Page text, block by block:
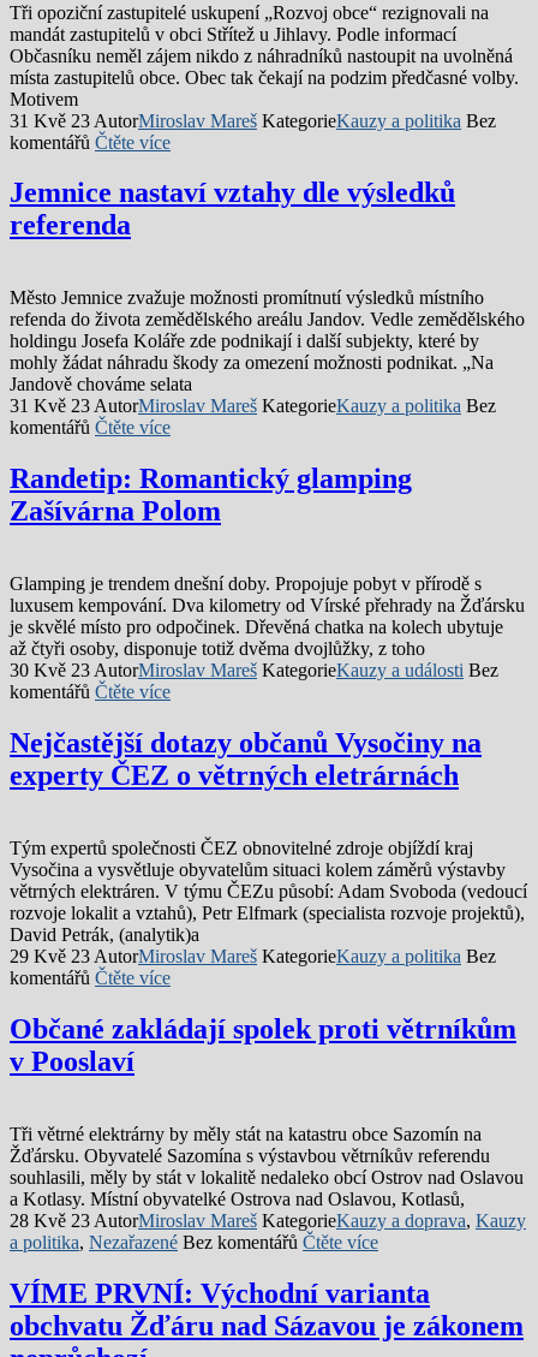
Tři opoziční zastupitelé uskupení „Rozvoj obce“ rezignovali na
mandát zastupitelů v obci Střítež u Jihlavy. Podle informací
Občasníku neměl zájem nikdo z náhradníků nastoupit na uvolněná
místa zastupitelů obce. Obec tak čekají na podzim předčasné volby.
Motivem
31 Kvě 23 AutorMiroslav Mareš KategorieKauzy a politika Bez
komentářů Čtěte více
Jemnice nastaví vztahy dle výsledků
referenda
Město Jemnice zvažuje možnosti promítnutí výsledků místního
refenda do života zemědělského areálu Jandov. Vedle zemědělského
holdingu Josefa Koláře zde podnikají i další subjekty, které by
mohly žádat náhradu škody za omezení možnosti podnikat. „Na
Jandově chováme selata
31 Kvě 23 AutorMiroslav Mareš KategorieKauzy a politika Bez
komentářů Čtěte více
Randetip: Romantický glamping
Zašívárna Polom
Glamping je trendem dnešní doby. Propojuje pobyt v přírodě s
luxusem kempování. Dva kilometry od Vírské přehrady na Žďársku
je skvělé místo pro odpočinek. Dřevěná chatka na kolech ubytuje
až čtyři osoby, disponuje totiž dvěma dvojlůžky, z toho
30 Kvě 23 AutorMiroslav Mareš KategorieKauzy a události Bez
komentářů Čtěte více
Nejčastější dotazy občanů Vysočiny na
experty ČEZ o větrných eletrárnách
Tým expertů společnosti ČEZ obnovitelné zdroje objíždí kraj
Vysočina a vysvětluje obyvatelům situaci kolem záměrů výstavby
větrných elektráren. V týmu ČEZu působí: Adam Svoboda (vedoucí
rozvoje lokalit a vztahů), Petr Elfmark (specialista rozvoje projektů),
David Petrák, (analytik)a
29 Kvě 23 AutorMiroslav Mareš KategorieKauzy a politika Bez
komentářů Čtěte více
Občané zakládají spolek proti větrníkům
v Pooslaví
Tři větrné elektrárny by měly stát na katastru obce Sazomín na
Žďársku. Obyvatelé Sazomína s výstavbou větrníkův referendu
souhlasili, měly by stát v lokalitě nedaleko obcí Ostrov nad Oslavou
a Kotlasy. Místní obyvatelké Ostrova nad Oslavou, Kotlasů,
28 Kvě 23 AutorMiroslav Mareš KategorieKauzy a doprava, Kauzy
a politika, Nezařazené Bez komentářů Čtěte více
VÍME PRVNÍ: Východní varianta
obchvatu Žďáru nad Sázavou je zákonem